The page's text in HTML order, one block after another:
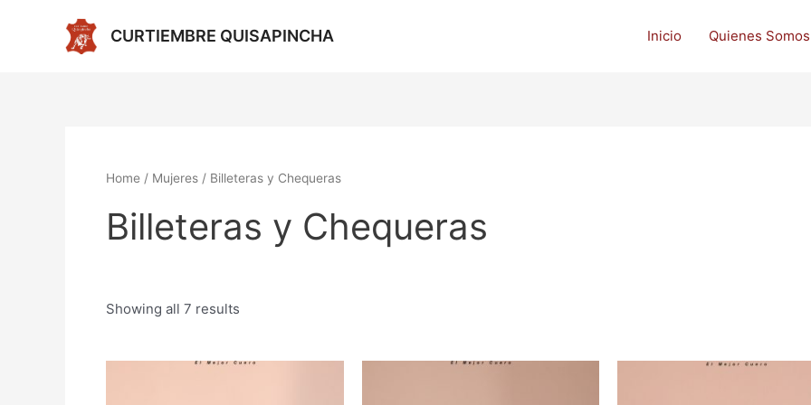
CURTIEMBRE QUISAPINCHA Inicio Quienes Somos
Home / Mujeres / Billeteras y Chequeras
Billeteras y Chequeras
Showing all 7 results